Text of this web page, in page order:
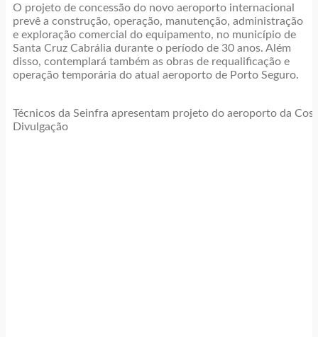
O projeto de concessão do novo aeroporto internacional
prevê a construção, operação, manutenção, administração
e exploração comercial do equipamento, no município de
Santa Cruz Cabrália durante o período de 30 anos. Além
disso, contemplará também as obras de requalificação e
operação temporária do atual aeroporto de Porto Seguro.
Técnicos da Seinfra apresentam projeto do aeroporto da
Divulgação